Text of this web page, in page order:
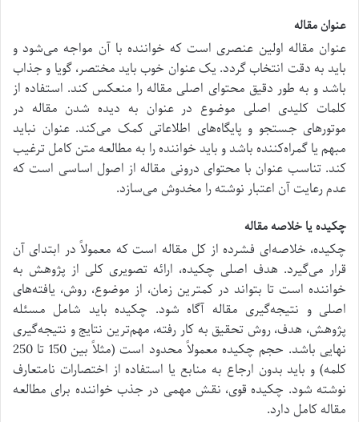
عنوان مقاله
عنوان مقاله اولین عنصری است که خواننده با آن مواجه می‌شود و
باید به دقت انتخاب گردد. یک عنوان خوب باید مختصر، گویا و جذاب
باشد و به طور دقیق محتوای اصلی مقاله را منعکس کند. استفاده از
کلمات کلیدی اصلی موضوع در عنوان به دیده شدن مقاله در
موتورهای جستجو و پایگاه‌های اطلاعاتی کمک می‌کند. عنوان نباید
مبهم یا گمراه‌کننده باشد و باید خواننده را به مطالعه متن کامل ترغیب
کند. تناسب عنوان با محتوای درونی مقاله از اصول اساسی است که
عدم رعایت آن اعتبار نوشته را مخدوش می‌سازد.
چکیده یا خلاصه مقاله
چکیده، خلاصه‌ای فشرده از کل مقاله است که معمولاً در ابتدای آن
قرار می‌گیرد. هدف اصلی چکیده، ارائه تصویری کلی از پژوهش به
خواننده است تا بتواند در کمترین زمان، از موضوع، روش، یافته‌های
اصلی و نتیجه‌گیری مقاله آگاه شود. چکیده باید شامل مسئله
پژوهش، هدف، روش تحقیق به کار رفته، مهم‌ترین نتایج و نتیجه‌گیری
نهایی باشد. حجم چکیده معمولاً محدود است (مثلاً بین 150 تا 250
کلمه) و باید بدون ارجاع به منابع یا استفاده از اختصارات نامتعارف
نوشته شود. چکیده قوی، نقش مهمی در جذب خواننده برای مطالعه
مقاله کامل دارد.